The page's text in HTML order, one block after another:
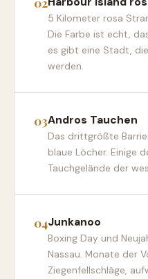
5 Kilometer rosa
Die Farbe ist echt,
es gibt eine Stadt,
werden.
Andros Tauchen
Das drittgrößte
blaue Löcher. Einige
Tauchgelände der
Junkanoo
Boxing Day und
Nassau. Monate der
Ziegenfellschläge,